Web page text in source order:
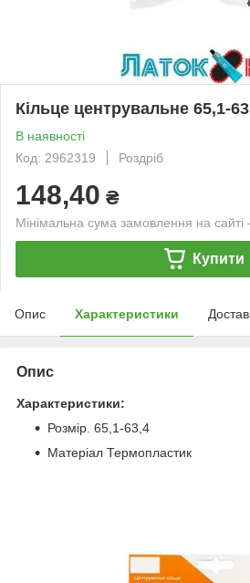
Кільце центрувальне 65,1-
В наявності
Код: 2962319
Роздріб
148,40 ₴
Мінімальна сума замовлення на
Купити
Опис Характеристики
Опис
Характеристики:
Розмір. 65,1-63,4
Матеріал Термопластик